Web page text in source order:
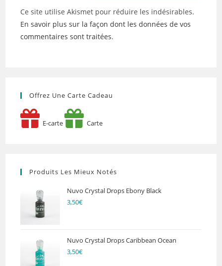
Ce site utilise Akismet pour réduire les indésirables.
En savoir plus sur la façon dont les données de vos
commentaires sont traitées.
Offrez Une Carte Cadeau
E-carte Carte
Produits Les Mieux Notés
Nuvo Crystal Drops Ebony Black
3,50€
Nuvo Crystal Drops Caribbean Ocean
3,50€